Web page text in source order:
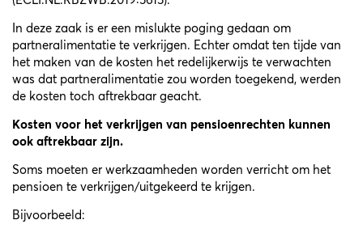
In deze zaak is er een mislukte poging gedaan om
partneralimentatie te verkrijgen. Echter omdat ten tijde van
het maken van de kosten het redelijkerwijs te verwachten
was dat partneralimentatie zou worden toegekend, werden
de kosten toch aftrekbaar geacht.
Kosten voor het verkrijgen van pensioenrechten kunnen
ook aftrekbaar zijn.
Soms moeten er werkzaamheden worden verricht om het
pensioen te verkrijgen/uitgekeerd te krijgen.
Bijvoorbeeld: